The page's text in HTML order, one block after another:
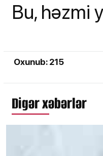
Bu, həzmi
Oxunub: 215
Digər xəbərlər